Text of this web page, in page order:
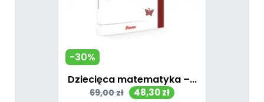
Dziecięca matematyka –...
Cena
69,00 zł Cena
48,30 zł
-30%